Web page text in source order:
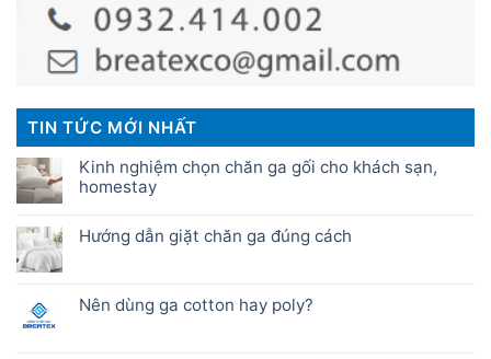
TIN TỨC MỚI NHẤT
Kinh nghiệm chọn chăn ga gối cho khách sạn,
homestay
Hướng dẫn giặt chăn ga đúng cách
Nên dùng ga cotton hay poly?